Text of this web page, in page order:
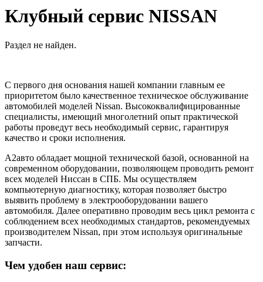
Клубный сервис NISSAN
Раздел не найден.
С первого дня основания нашей компании главным ее
приоритетом было качественное техническое обслуживание
автомобилей моделей Nissan. Высококвалифицированные
специалисты, имеющий многолетний опыт практической
работы проведут весь необходимый сервис, гарантируя
качество и сроки исполнения.
А2авто обладает мощной технической базой, основанной на
современном оборудовании, позволяющем проводить ремонт
всех моделей Ниссан в СПБ. Мы осуществляем
компьютерную диагностику, которая позволяет быстро
выявить проблему в электрооборудовании вашего
автомобиля. Далее оперативно проводим весь цикл ремонта с
соблюдением всех необходимых стандартов, рекомендуемых
производителем Nissan, при этом используя оригинальные
запчасти.
Чем удобен наш сервис: